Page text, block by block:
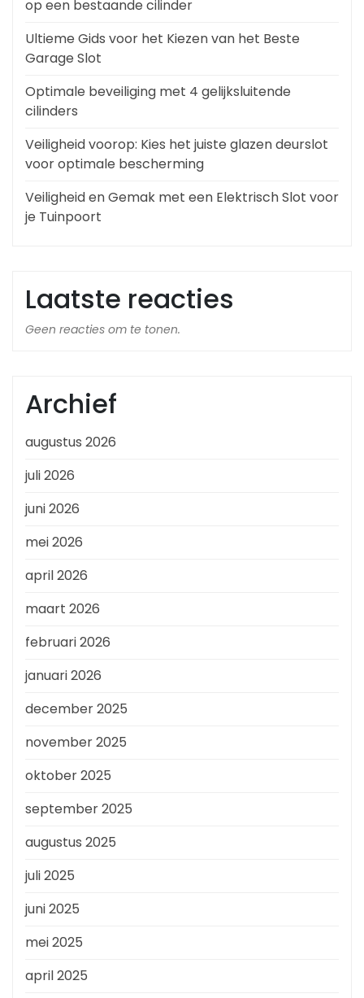
op een bestaande cilinder
Ultieme Gids voor het Kiezen van het Beste
Garage Slot
Optimale beveiliging met 4 gelijksluitende
cilinders
Veiligheid voorop: Kies het juiste glazen deurslot
voor optimale bescherming
Veiligheid en Gemak met een Elektrisch Slot voor
je Tuinpoort
Laatste reacties
Geen reacties om te tonen.
Archief
augustus 2026
juli 2026
juni 2026
mei 2026
april 2026
maart 2026
februari 2026
januari 2026
december 2025
november 2025
oktober 2025
september 2025
augustus 2025
juli 2025
juni 2025
mei 2025
april 2025